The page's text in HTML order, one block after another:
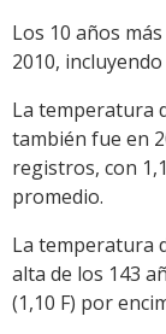
Los 10 años
2010,
La temperatura
también fue en
registros, con
promedio.
La temperatura
alta de los 143
(1,10 F) por